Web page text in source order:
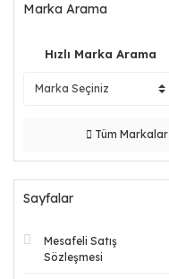
Marka Arama
Hızlı Marka Arama
Tüm Markalar
Sayfalar
Mesafeli Satış
Sözleşmesi